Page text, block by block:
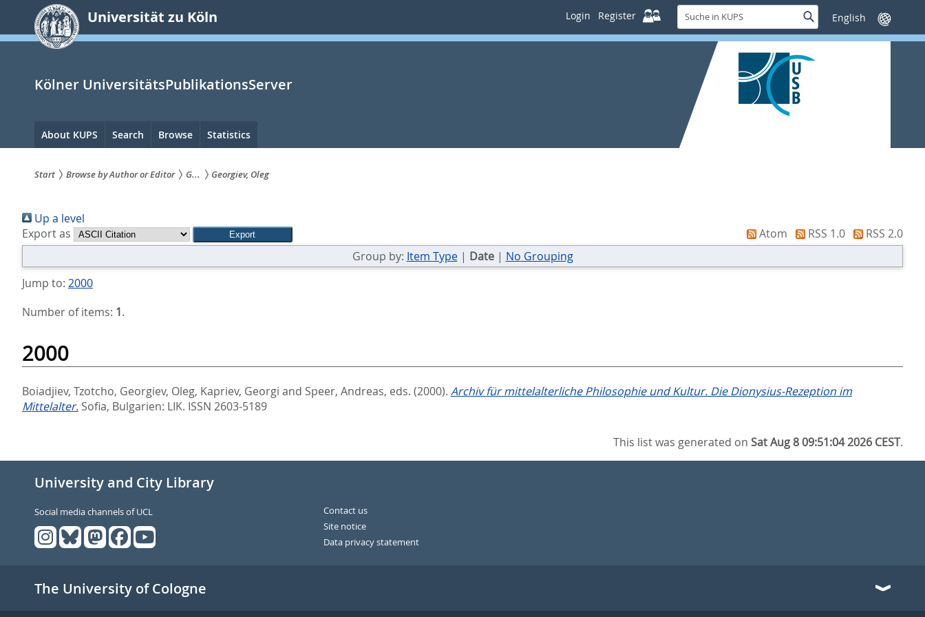
springen
Universität zu Köln Login Register
Suche
in
KUPS
SucheSprache
wechseln
Kölner UniversitätsPublikationsServer
Hauptnavigation
About KUPS Search Browse Statistics
sind
hier:
Start Browse by Author or Editor G... Georgiev, Oleg
Up a level
Export as
Atom RSS 1.0
RSS 2.0
Group by: Item Type| Date| No Grouping
Jump to: 2000
Number of items: 1.
2000
Boiadjiev, Tzotcho, Georgiev, Oleg, Kapriev, Georgi and Speer, Andreas, eds. (2000). Archiv für mittelalterliche Philosophie und Kultur. Die Dionysius-Rezeption im
Mittelalter. Sofia, Bulgarien: LIK. ISSN 2603-5189
This list was generated onSat Aug 8 09:51:04 2026 CEST.
University and City Library
Social media channels of UCL
Contact us
Site notice
Data privacy statement
The University of Cologne